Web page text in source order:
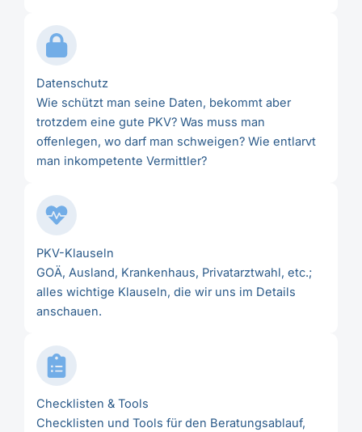
Datenschutz
Wie schützt man seine Daten, bekommt aber
trotzdem eine gute PKV? Was muss man
offenlegen, wo darf man schweigen? Wie entlarvt
man inkompetente Vermittler?
PKV-Klauseln
GOÄ, Ausland, Krankenhaus, Privatarztwahl, etc.;
alles wichtige Klauseln, die wir uns im Details
anschauen.
Checklisten & Tools
Checklisten und Tools für den Beratungsablauf,